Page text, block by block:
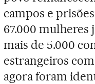
campos e
67.000 mulheres
mais de 5.000
estrangeiros
agora foram